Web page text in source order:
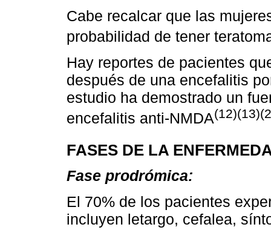
Cabe recalcar que las
probabilidad de tener
Hay reportes de pacientes
después de una encefalitis
estudio ha demostrado un
encefalitis anti-NMDA
FASES DE LA
Fase prodrómica:
El 70% de los pacientes
incluyen letargo, cefalea,